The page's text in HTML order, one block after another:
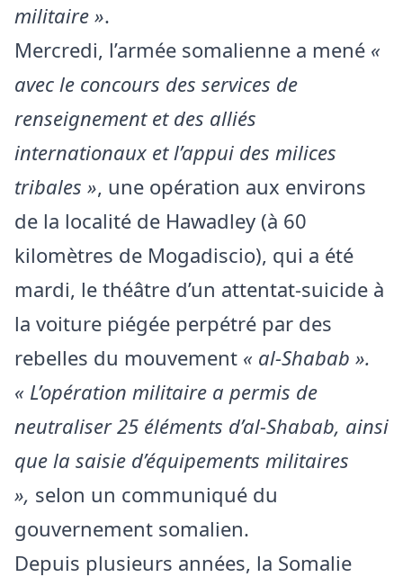
militaire ».
Mercredi, l’armée somalienne a mené «
avec le concours des services de
renseignement et des alliés
internationaux et l’appui des milices
tribales », une opération aux environs
de la localité de Hawadley (à 60
kilomètres de Mogadiscio), qui a été
mardi, le théâtre d’un attentat-suicide à
la voiture piégée perpétré par des
rebelles du mouvement « al-Shabab ».
« L’opération militaire a permis de
neutraliser 25 éléments d’al-Shabab, ainsi
que la saisie d’équipements militaires
», selon un communiqué du
gouvernement somalien.
Depuis plusieurs années, la Somalie